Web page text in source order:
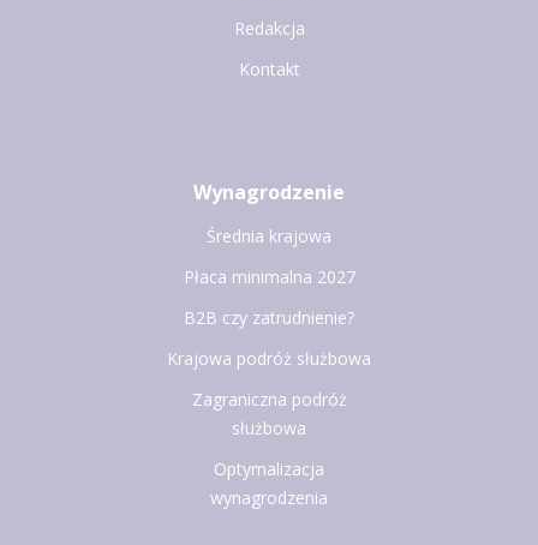
Redakcja
Kontakt
Wynagrodzenie
Średnia krajowa
Płaca minimalna 2027
B2B czy zatrudnienie?
Krajowa podróż służbowa
Zagraniczna podróż
służbowa
Optymalizacja
wynagrodzenia